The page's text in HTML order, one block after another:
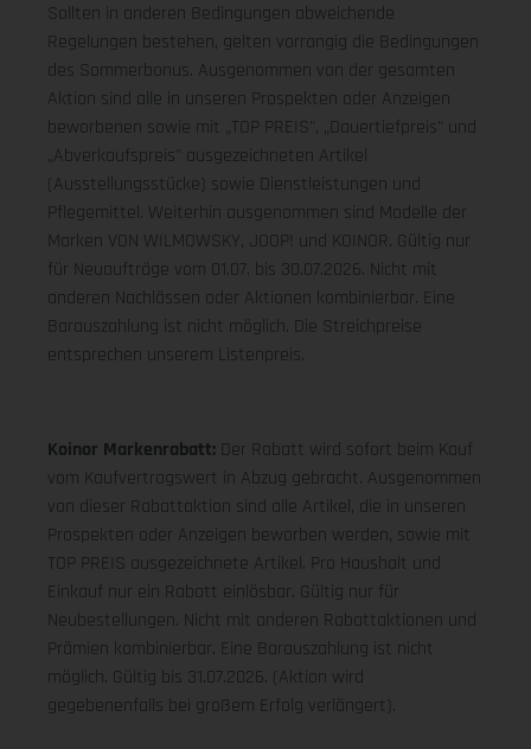
Sollten in anderen Bedingungen abweichende
Regelungen bestehen, gelten vorrangig die Bedingungen
des Sommerbonus. Ausgenommen von der gesamten
Aktion sind alle in unseren Prospekten oder Anzeigen
beworbenen sowie mit „TOP PREIS", „Dauertiefpreis" und
„Abverkaufspreis" ausgezeichneten Artikel
(Ausstellungsstücke) sowie Dienstleistungen und
Pflegemittel. Weiterhin ausgenommen sind Modelle der
Marken VON WILMOWSKY, JOOP! und KOINOR. Gültig nur
für Neuaufträge vom 01.07. bis 30.07.2026. Nicht mit
anderen Nachlässen oder Aktionen kombinierbar. Eine
Barauszahlung ist nicht möglich. Die Streichpreise
entsprechen unserem Listenpreis.
Koinor Markenrabatt: Der Rabatt wird sofort beim Kauf
vom Kaufvertragswert in Abzug gebracht. Ausgenommen
von dieser Rabattaktion sind alle Artikel, die in unseren
Prospekten oder Anzeigen beworben werden, sowie mit
TOP PREIS ausgezeichnete Artikel. Pro Haushalt und
Einkauf nur ein Rabatt einlösbar. Gültig nur für
Neubestellungen. Nicht mit anderen Rabattaktionen und
Prämien kombinierbar. Eine Barauszahlung ist nicht
möglich. Gültig bis 31.07.2026. (Aktion wird
gegebenenfalls bei großem Erfolg verlängert).